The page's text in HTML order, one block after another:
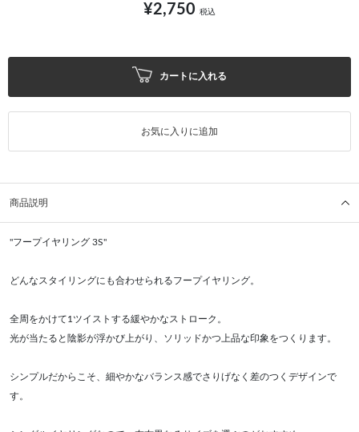
¥2,750 税込
カートに入れる
お気に入りに追加
商品説明
"フープイヤリング 3S"
どんなスタイリングにも合わせられるフープイヤリング。
全周をかけて1ツイストする緩やかなストローク。
光が当たると陰影が浮かび上がり、ソリッドかつ上品な印象をつくります。
シンプルだからこそ、細やかなバランス感でさりげなく差のつくデザインで
す。